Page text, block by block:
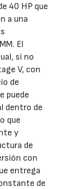
40 HP que
a una
El
si no
V, con
de
puede
dentro de
que
y
de
con
entrega
de